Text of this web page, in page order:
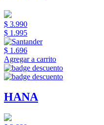
$ 3.990
$ 1.995
$ 1.696
Agregar a carrito
HANA